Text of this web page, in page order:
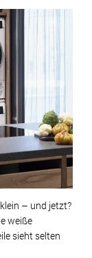
– und jetzt?
weiße
sieht selten